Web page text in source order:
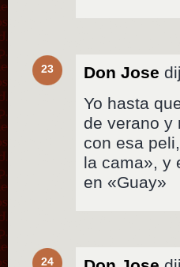
23 Don Jose
Yo hasta
de verano y
con esa
la cama», y
en «Guay»
24